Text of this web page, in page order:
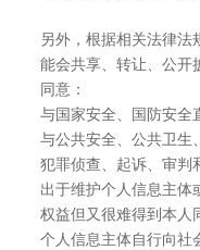
另外，根据相关法律法
能会共享、转让、公开
同意：
与国家安全、国防安全
与公共安全、公共卫生
犯罪侦查、起诉、审判
出于维护个人信息主体
权益但又很难得到本人
个人信息主体自行向社